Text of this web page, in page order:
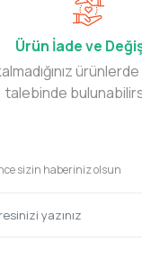
Ürün İade ve
talebinde
sizin haberiniz olsun